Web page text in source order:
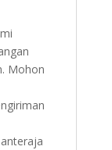
Mohon